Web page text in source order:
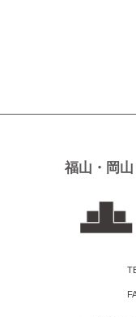
ゲ
福山・岡